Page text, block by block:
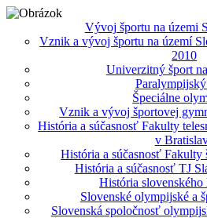
Vývoj športu na územi
Vznik a vývoj športu na území
2010
Univerzitný šport
Špeciálne
Vznik a vývoj športovej
História a súčasnosť Fakulty
v
História a súčasnosť Fakulty
História a súčasnosť TJ
História slovenského
Slovenské olympijské a
Slovenská spoločnosť